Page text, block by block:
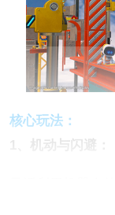
核心玩法：
1、机动与闪避：
地图和躲避危险